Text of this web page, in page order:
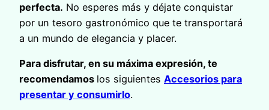
perfecta. No esperes más y déjate conquistar
por un tesoro gastronómico que te transportará
a un mundo de elegancia y placer.
Para disfrutar, en su máxima expresión, te
recomendamos los siguientes Accesorios para
presentar y consumirlo.